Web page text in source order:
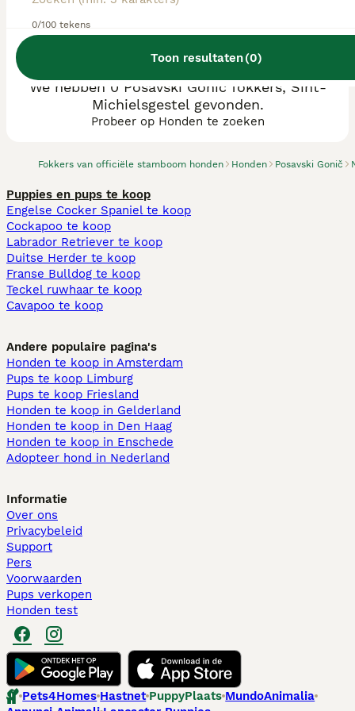
0/100 tekens
Toon resultaten(0)
Fokkers van officiële stamboom honden Honden Posavski Gonič
We hebben 0 Posavski Gonič fokkers, Sint-
Michielsgestel gevonden.
Probeer op Honden te zoeken
Puppies en pups te koop
Engelse Cocker Spaniel te koop
Cockapoo te koop
Labrador Retriever te koop
Duitse Herder te koop
Franse Bulldog te koop
Teckel ruwhaar te koop
Cavapoo te koop
Andere populaire pagina's
Honden te koop in Amsterdam
Pups te koop Limburg​
Pups te koop Friesland​
Honden te koop in Gelderland
Honden te koop in Den Haag
Honden te koop in Enschede
Adopteer hond in Nederland
Informatie
Over ons
Privacybeleid
Support
Pers
Voorwaarden
Pups verkopen
Honden test
Pets4Homes Hastnet PuppyPlaats MundoAnimalia